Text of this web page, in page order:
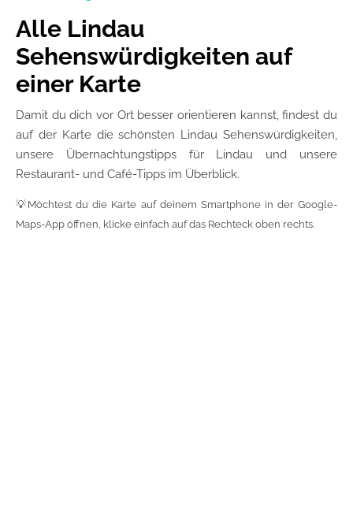
Alle Lindau
Sehenswürdigkeiten auf
einer Karte
Damit du dich vor Ort besser orientieren kannst, findest du
auf der Karte die schönsten Lindau Sehenswürdigkeiten,
unsere Übernachtungstipps für Lindau und unsere
Restaurant- und Café-Tipps im Überblick.
💡Möchtest du die Karte auf deinem Smartphone in der Google-
Maps-App öffnen, klicke einfach auf das Rechteck oben rechts.